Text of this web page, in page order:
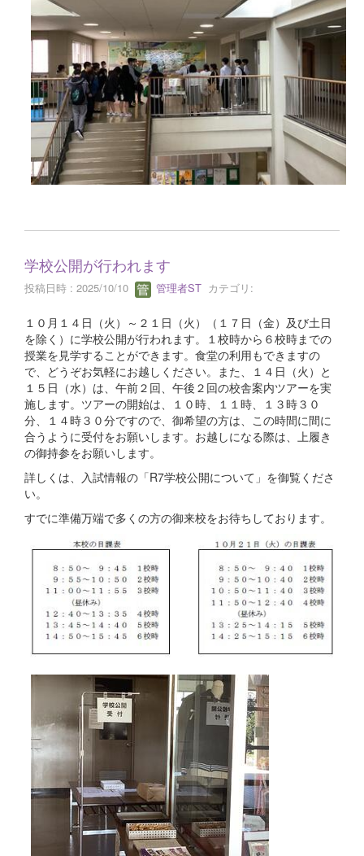
学校公開が行われます
投稿日時 : 2025/10/10 管理者ST カテゴリ:
１０月１４日（火）～２１日（火）（１７日（金）及び土日
を除く）に学校公開が行われます。１校時から６校時までの
授業を見学することができます。食堂の利用もできますの
で、どうぞお気軽にお越しください。また、１４日（火）と
１５日（水）は、午前２回、午後２回の校舎案内ツアーを実
施します。ツアーの開始は、１０時、１１時、１３時３０
分、１４時３０分ですので、御希望の方は、この時間に間に
合うように受付をお願いします。お越しになる際は、上履き
の御持参をお願いします。
詳しくは、入試情報の「R7学校公開について」を御覧くださ
い。
すでに準備万端で多くの方の御来校をお待ちしております。